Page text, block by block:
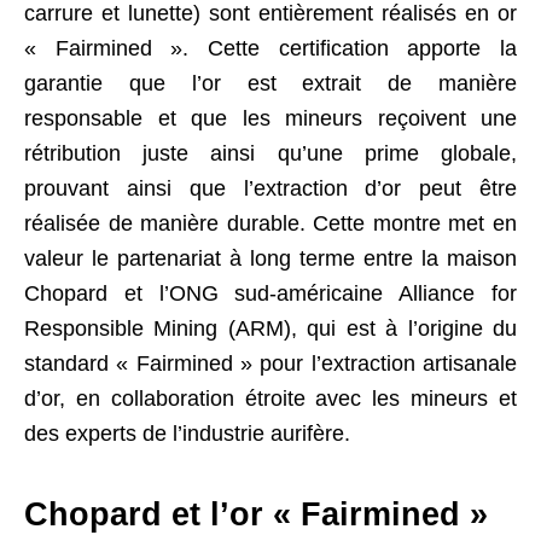
carrure et lunette) sont entièrement réalisés en or
« Fairmined ». Cette certification apporte la
garantie que l’or est extrait de manière
responsable et que les mineurs reçoivent une
rétribution juste ainsi qu’une prime globale,
prouvant ainsi que l’extraction d’or peut être
réalisée de manière durable. Cette montre met en
valeur le partenariat à long terme entre la maison
Chopard et l’ONG sud-américaine Alliance for
Responsible Mining (ARM), qui est à l’origine du
standard « Fairmined » pour l’extraction artisanale
d’or, en collaboration étroite avec les mineurs et
des experts de l’industrie aurifère.
Chopard et l’or « Fairmined »